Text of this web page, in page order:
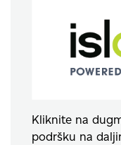
Kliknite na
podršku na